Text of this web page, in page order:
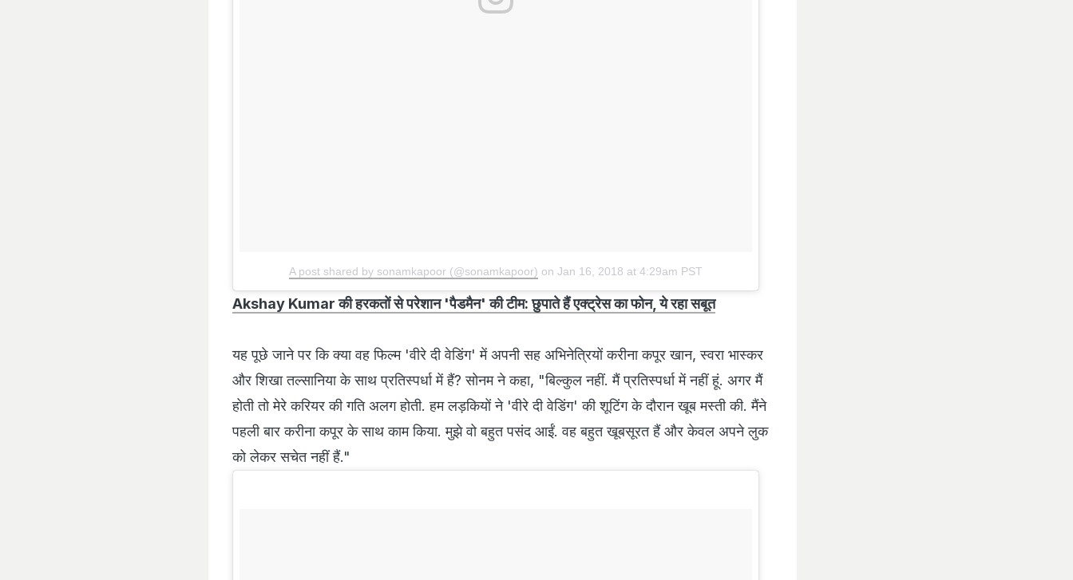
A post shared by sonamkapoor (@sonamkapoor) on Jan 16, 2018 at 4:29am PST
Akshay Kumar की हरकतों से परेशान 'पैडमैन' की टीम: छुपाते हैं एक्ट्रेस का फोन, ये रहा सबूत
यह पूछे जाने पर कि क्या वह फिल्म 'वीरे दी वेडिंग' में अपनी सह अभिनेत्रियों करीना कपूर खान, स्वरा भास्कर
और शिखा तल्सानिया के साथ प्रतिस्पर्धा में हैं? सोनम ने कहा, "बिल्कुल नहीं. मैं प्रतिस्पर्धा में नहीं हूं. अगर मैं
होती तो मेरे करियर की गति अलग होती. हम लड़कियों ने 'वीरे दी वेडिंग' की शूटिंग के दौरान खूब मस्ती की. मैंने
पहली बार करीना कपूर के साथ काम किया. मुझे वो बहुत पसंद आईं. वह बहुत खूबसूरत हैं और केवल अपने लुक
को लेकर सचेत नहीं हैं."